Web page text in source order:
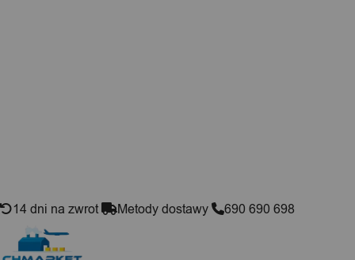
14 dni na zwrot Metody dostawy 690 690 698